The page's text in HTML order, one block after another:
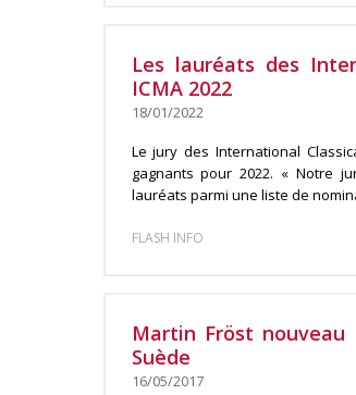
Les lauréats des
ICMA 2022
18/01/2022
Le jury des International
gagnants pour 2022. « Notre
lauréats parmi une liste de
FLASH INFO
Martin Fröst nouveau
Suède
16/05/2017